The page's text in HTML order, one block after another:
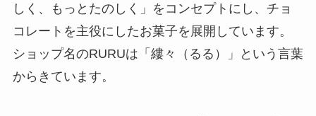
しく、もっとたのしく」をコンセプトにし、チョ
コレートを主役にしたお菓子を展開しています。
ショップ名のRURUは「縷々（るる）」という言葉
からきています。